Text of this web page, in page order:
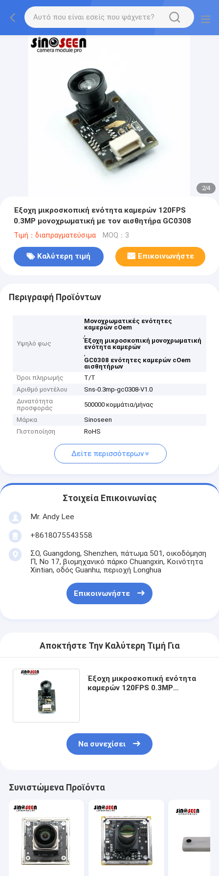
2/4
Έξοχη μικροσκοπική ενότητα καμερών 120FPS
0.3MP μονοχρωματική με τον αισθητήρα GC0308
Τιμή：διαπραγματεύσιμα MOQ：3
Καλύτερη τιμή Επικοινωνήστε
Περιγραφή Προϊόντων
Υψηλό φως
Μονοχρωματικές ενότητες
καμερών cOem
,
Έξοχη μικροσκοπική μονοχρωματική
ενότητα καμερών
,
GC0308 ενότητες καμερών cOem
αισθητήρων
Όροι πληρωμής
T/T
Αριθμό μοντέλου
Sns-0.3mp-gc0308-V1.0
Δυνατότητα
προσφοράς
500000 κομμάτια/μήνας
Μάρκα
Sinoseen
Πιστοποίηση
RoHS
Δείτε περισσότερων
Στοιχεία Επικοινωνίας
Mr. Andy Lee
+8618075543558
ΣΟ, Guangdong, Shenzhen, πάτωμα 501, οικοδόμηση
Π, Νο 17, βιομηχανικό πάρκο Chuangxin, Κοινότητα
Xintian, οδός Guanhu, περιοχή Longhua
Επικοινωνήστε
Αποκτήστε Την Καλύτερη Τιμή Για
Έξοχη μικροσκοπική ενότητα
καμερών 120FPS 0.3MP
Να συνεχίσει
Συνιστώμενα Προϊόντα